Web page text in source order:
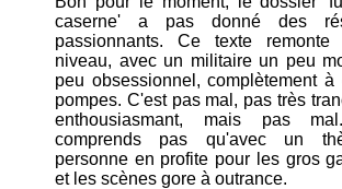
caserne' a pas donné des
passionnants. Ce texte
niveau, avec un militaire un peu
peu obsessionnel, complètement
pompes. C'est pas mal, pas très
enthousiasmant, mais pas
comprends pas qu'avec un
personne en profite pour les gros
et les scènes gore à outrance.